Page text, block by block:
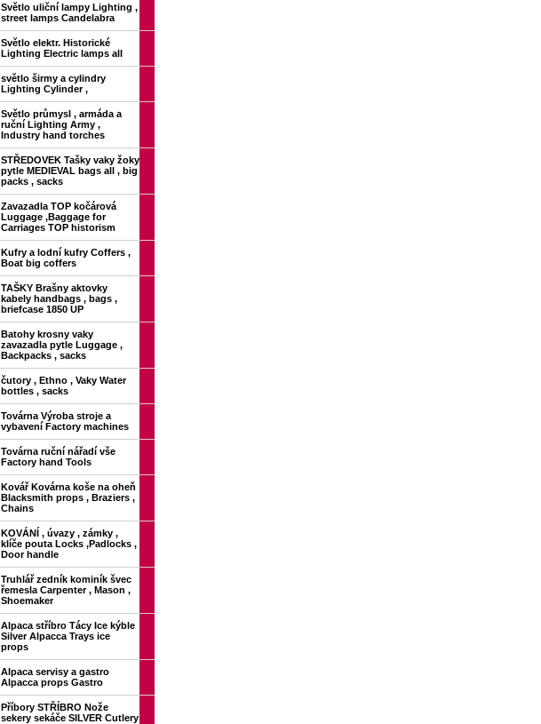
Světlo uliční lampy Lighting ,
street lamps Candelabra
Světlo elektr. Historické
Lighting Electric lamps all
světlo širmy a cylindry
Lighting Cylinder ,
Světlo průmysl , armáda a
ruční Lighting Army ,
Industry hand torches
STŘEDOVEK Tašky vaky žoky
pytle MEDIEVAL bags all , big
packs , sacks
Zavazadla TOP kočárová
Luggage ,Baggage for
Carriages TOP historism
Kufry a lodní kufry Coffers ,
Boat big coffers
TAŠKY Brašny aktovky
kabely handbags , bags ,
briefcase 1850 UP
Batohy krosny vaky
zavazadla pytle Luggage ,
Backpacks , sacks
čutory , Ethno , Vaky Water
bottles , sacks
Továrna Výroba stroje a
vybavení Factory machines
Továrna ruční nářadí vše
Factory hand Tools
Kovář Kovárna koše na oheň
Blacksmith props , Braziers ,
Chains
KOVÁNÍ , úvazy , zámky ,
klíče pouta Locks ,Padlocks ,
Door handle
Truhlář zedník kominík švec
řemesla Carpenter , Mason ,
Shoemaker
Alpaca stříbro Tácy Ice kýble
Silver Alpacca Trays ice
props
Alpaca servisy a gastro
Alpacca props Gastro
Příbory STŘÍBRO Nože
sekery sekáče SILVER Cutlery